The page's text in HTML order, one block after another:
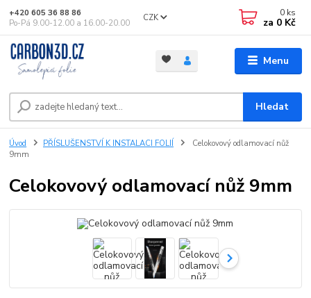
Menu
CZK
Hledat
+420 605 36 88 86
Po-Pá 9.00-12.00 a 16.00-20.00
0 ks
za 0 Kč
Úvod PŘÍSLUŠENSTVÍ K INSTALACI FOLIÍ
Celokovový odlamovací nůž
9mm
Celokovový odlamovací nůž 9mm